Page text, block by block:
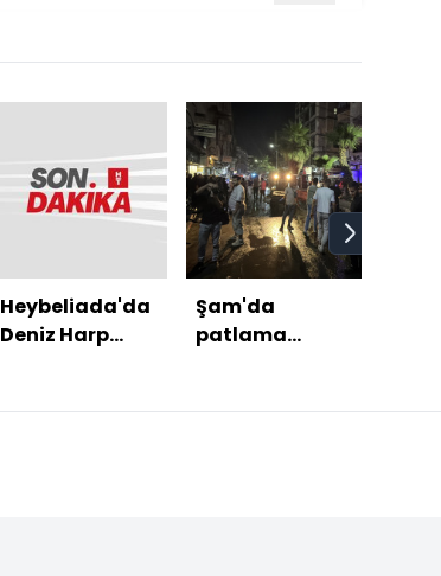
Heybeliada'da
Deniz Harp
Şam'da
patlama